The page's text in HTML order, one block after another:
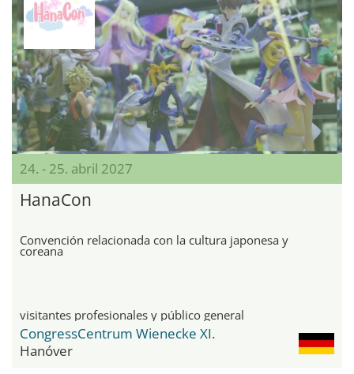
24. - 25. abril 2027
HanaCon
Convención relacionada con la cultura japonesa y
coreana
visitantes profesionales y público general
CongressCentrum Wienecke XI.
Hanóver